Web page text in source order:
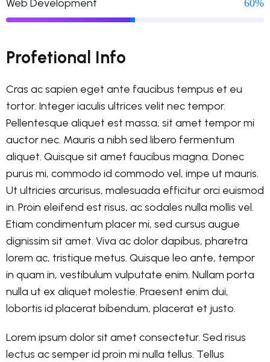
Web Development 60%
Profetional Info
Cras ac sapien eget ante faucibus tempus et eu
tortor. Integer iaculis ultrices velit nec tempor.
Pellentesque aliquet est massa, sit amet tempor mi
auctor nec. Mauris a nibh sed libero fermentum
aliquet. Quisque sit amet faucibus magna. Donec
purus mi, commodo id commodo vel, impe ut mauris.
Ut ultricies arcurisus, malesuada efficitur orci euismod
in. Proin eleifend est risus, ac sodales nulla mollis vel.
Etiam condimentum placer mi, sed cursus augue
dignissim sit amet. Viva ac dolor dapibus, pharetra
lorem ac, tristique metus. Quisque leo ante, tempor
in quam in, vestibulum vulputate enim. Nullam porta
nulla ut ex aliquet molestie. Praesent enim dui,
lobortis id placerat bibendum, placerat et justo.
Lorem ipsum dolor sit amet consectetur. Sed risus
lectus ac semper id proin mi nulla tellus. Tellus